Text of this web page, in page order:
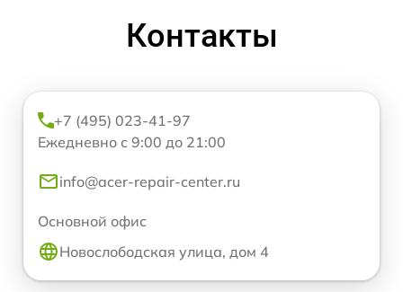
Контакты
+7 (495) 023-41-97
Ежедневно с 9:00 до 21:00
info@acer-repair-center.ru
Основной офис
Новослободская улица, дом 4